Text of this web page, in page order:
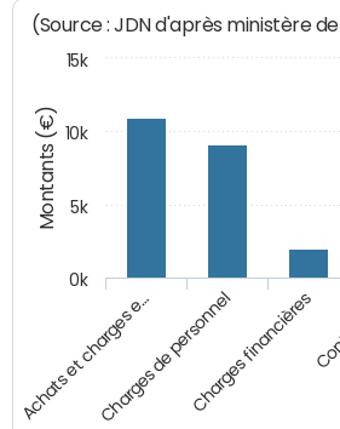
Montants (€)
(Source : JDN d'après ministère
Achats et charges e…Charges de personnelCharges financières
0k
5k
10k
15k